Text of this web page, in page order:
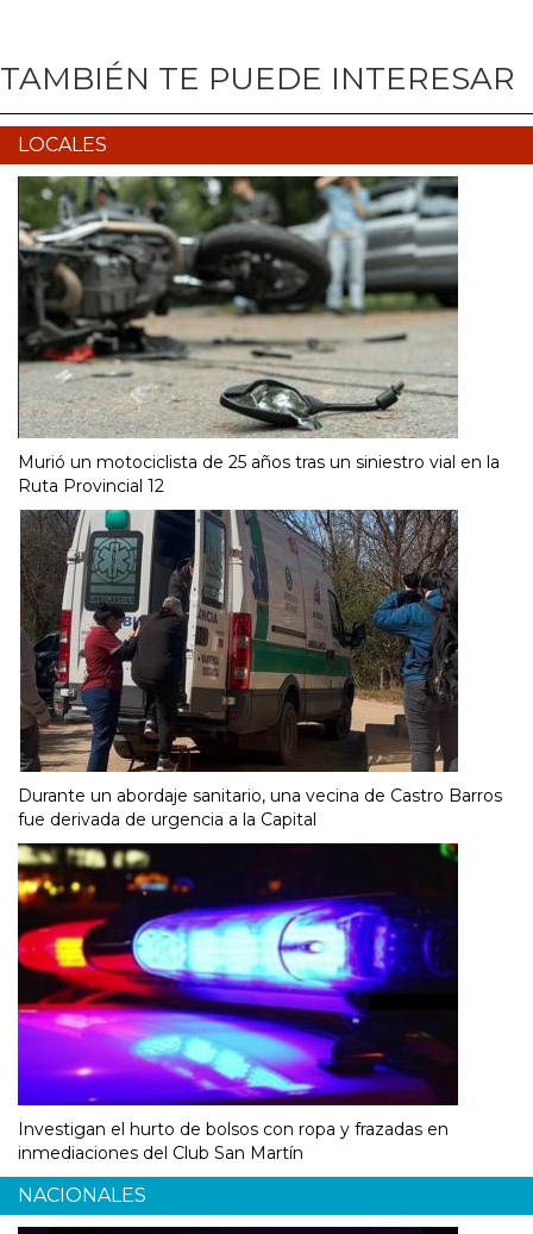
TAMBIÉN TE PUEDE INTERESAR
LOCALES
Murió un motociclista de 25 años tras un siniestro vial en la
Ruta Provincial 12
Durante un abordaje sanitario, una vecina de Castro Barros
fue derivada de urgencia a la Capital
Investigan el hurto de bolsos con ropa y frazadas en
inmediaciones del Club San Martín
NACIONALES